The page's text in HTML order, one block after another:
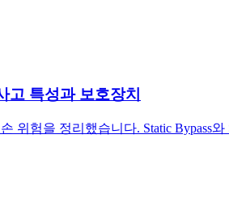
특성과 보호장치
위험을 정리했습니다. Static Bypass